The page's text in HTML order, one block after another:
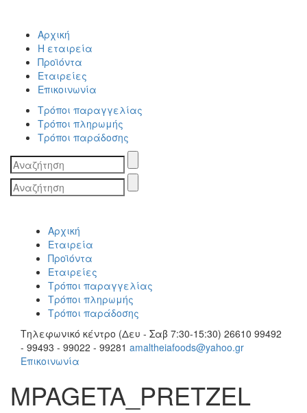
Αρχική
Η εταιρεία
Προϊόντα
Εταιρείες
Επικοινωνία
Τρόποι παραγγελίας
Τρόποι πληρωμής
Τρόποι παράδοσης
Search
for:
Search
for:
Αρχική
Εταιρεία
Προϊόντα
Εταιρείες
Τρόποι παραγγελίας
Τρόποι πληρωμής
Τρόποι παράδοσης
Τηλεφωνικό κέντρο (Δευ - Σαβ 7:30-15:30) 26610 99492
- 99493 - 99022 - 99281 amaltheiafoods@yahoo.gr
Επικοινωνία
MPAGETA_PRETZEL